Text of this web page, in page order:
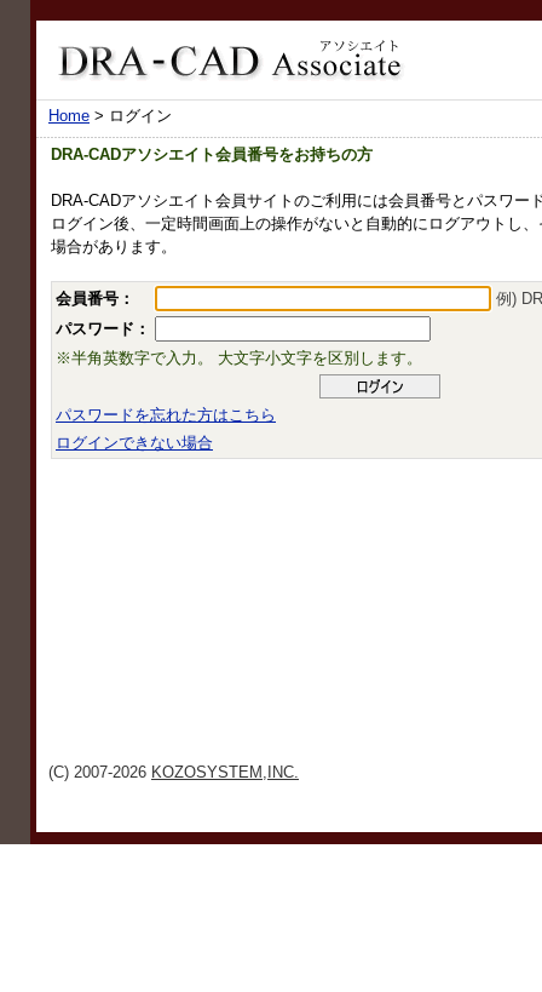
Home > ログイン
DRA-CADアソシエイト会員番号をお持ちの方
DRA-CADアソシエイト会員サイトのご利用には会員番号とパスワー
ログイン後、一定時間画面上の操作がないと自動的にログアウトし
場合があります。
会員番号：
例)
パスワード：
※半角英数字で入力。 大文字小文字を区別します。
パスワードを忘れた方はこちら
ログインできない場合
(C) 2007-2026 KOZOSYSTEM,INC.